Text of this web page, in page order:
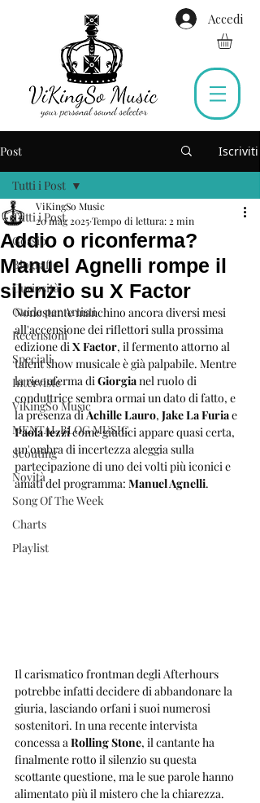
Accedi
Post Iscriviti
Tutti i Post
Gossip
Biografie
Curiosità
Guide per Artisti
Recensioni
Speciali
Interviste
ViKingSo Music
MENTAL BLOG MUSIC
Scouting
Novità
Song Of The Week
Charts
Playlist
Tutti i Post
Addio o riconferma?
Manuel Agnelli rompe il
silenzio su X Factor
ViKingSo Music
20 mag 2025Tempo di lettura: 2 min
Nonostante manchino ancora diversi mesi
all'accensione dei riflettori sulla prossima
edizione di X Factor, il fermento attorno al
talent show musicale è già palpabile. Mentre
la riconferma di Giorgia nel ruolo di
conduttrice sembra ormai un dato di fatto, e
la presenza di Achille Lauro, Jake La Furia e
Paola Iezzi come giudici appare quasi certa,
un'ombra di incertezza aleggia sulla
partecipazione di uno dei volti più iconici e
amati del programma: Manuel Agnelli.
Il carismatico frontman degli Afterhours
potrebbe infatti decidere di abbandonare la
giuria, lasciando orfani i suoi numerosi
sostenitori. In una recente intervista
concessa a Rolling Stone, il cantante ha
finalmente rotto il silenzio su questa
scottante questione, ma le sue parole hanno
alimentato più il mistero che la chiarezza.